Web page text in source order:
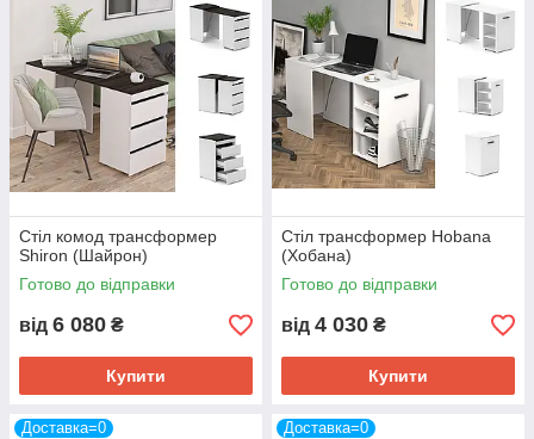
Стіл комод трансформер
Shiron (Шайрон)
Готово до відправки
від 6 080 ₴
Купити
Стіл трансформер Hobana
(Хобана)
Готово до відправки
від 4 030 ₴
Купити
Доставка=0 Доставка=0